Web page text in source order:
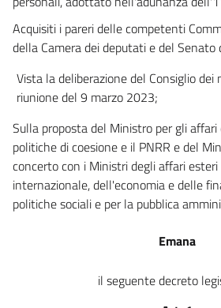
Acquisiti i pareri delle competenti
della Camera dei deputati e del Senato
Vista la deliberazione del Consiglio
riunione del 9 marzo 2023;
Sulla proposta del Ministro per gli affari
politiche di coesione e il PNRR e del
concerto con i Ministri degli affari
internazionale, dell'economia e delle
politiche sociali e per la pubblica
Emana
il seguente decreto